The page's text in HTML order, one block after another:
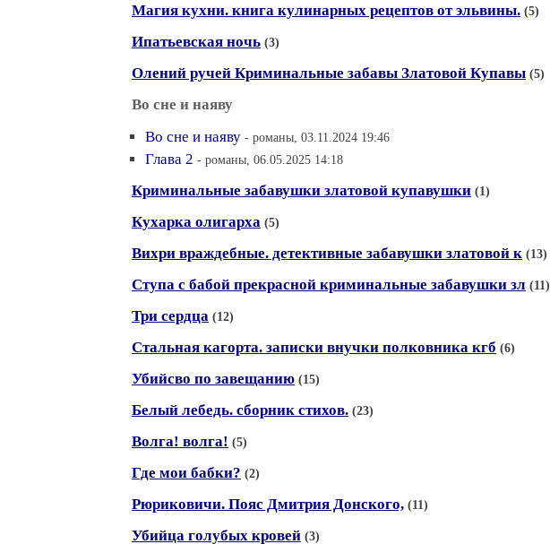
Магия кухни. книга кулинарных рецептов от эльвины. (5)
Ипатьевская ночь (3)
Олений ручей Криминальные забавы Златовой Купавы (5)
Во сне и наяву
Во сне и наяву - романы, 03.11.2024 19:46
Глава 2 - романы, 06.05.2025 14:18
Криминальные забавушки златовой купавушки (1)
Кухарка олигарха (5)
Вихри враждебные. детективные забавушки златовой к (13)
Ступа с бабой прекрасной криминальные забавушки зл (11)
Три сердца (12)
Стальная кагорта. записки внучки полковника кгб (6)
Убийсво по завещанию (15)
Белый лебедь. сборник стихов. (23)
Волга! волга! (5)
Где мои бабки? (2)
Рюриковичи. Пояс Дмитрия Донского, (11)
Убийца голубых кровей (3)